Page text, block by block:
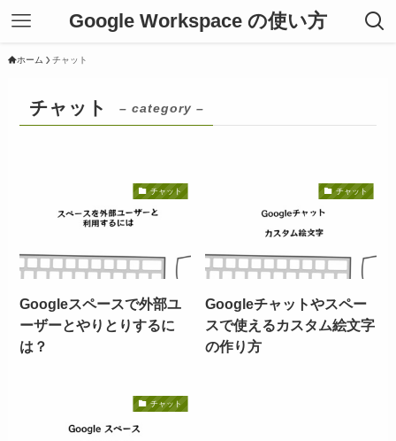
Google Workspace の使い方
ホーム チャット
チャット – category –
チャット
Googleスペースで外部ユ
ーザーとやりとりするに
は？
チャット
Googleチャットやスペー
スで使えるカスタム絵文字
の作り方
チャット